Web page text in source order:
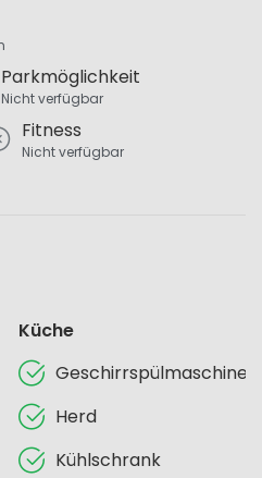
Parkmöglichkeit
Nicht verfügbar
Fitness
Nicht verfügbar
Küche
Geschirrspülmaschine
Herd
Kühlschrank